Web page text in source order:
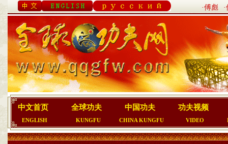
·傅彪
中文首页
ENGLISH
全球功夫
KUNGFU
中国功夫
CHINA KUNGFU
功夫视频
VIDEO